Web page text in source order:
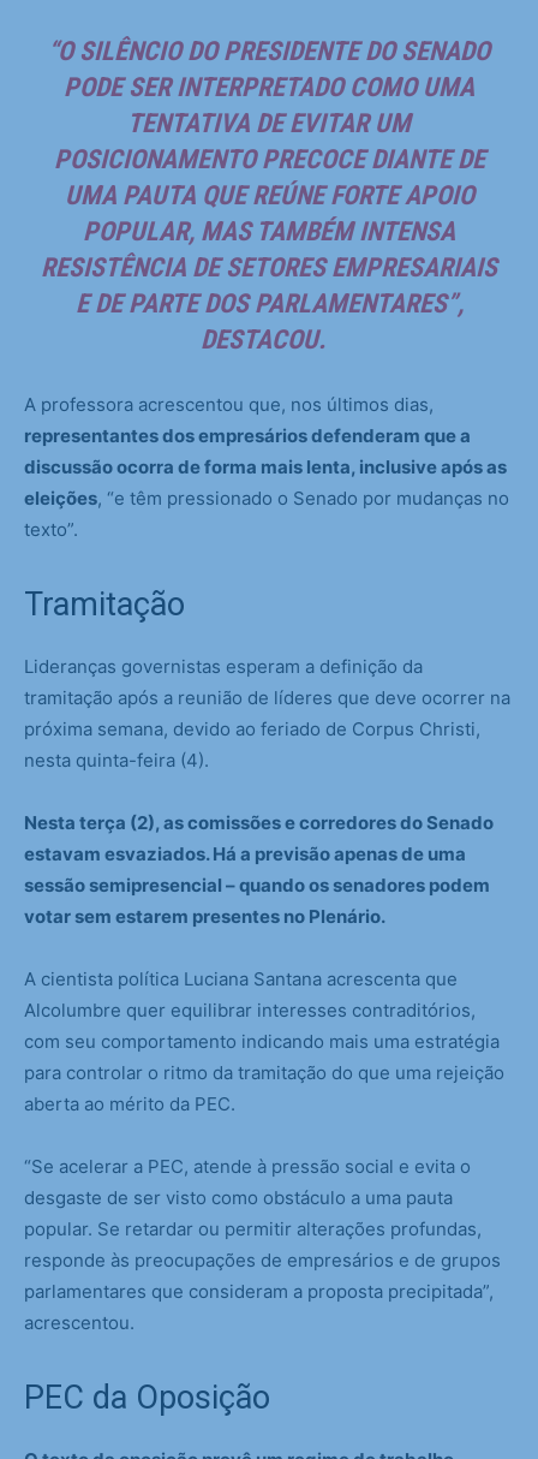
“O SILÊNCIO DO PRESIDENTE DO SENADO
PODE SER INTERPRETADO COMO UMA
TENTATIVA DE EVITAR UM
POSICIONAMENTO PRECOCE DIANTE DE
UMA PAUTA QUE REÚNE FORTE APOIO
POPULAR, MAS TAMBÉM INTENSA
RESISTÊNCIA DE SETORES EMPRESARIAIS
E DE PARTE DOS PARLAMENTARES”,
DESTACOU.
A professora acrescentou que, nos últimos dias,
representantes dos empresários defenderam que a
discussão ocorra de forma mais lenta, inclusive após as
eleições, “e têm pressionado o Senado por mudanças no
texto”.
Tramitação
Lideranças governistas esperam a definição da
tramitação após a reunião de líderes que deve ocorrer na
próxima semana, devido ao feriado de Corpus Christi,
nesta quinta-feira (4).
Nesta terça (2), as comissões e corredores do Senado
estavam esvaziados. Há a previsão apenas de uma
sessão semipresencial – quando os senadores podem
votar sem estarem presentes no Plenário.
A cientista política Luciana Santana acrescenta que
Alcolumbre quer equilibrar interesses contraditórios,
com seu comportamento indicando mais uma estratégia
para controlar o ritmo da tramitação do que uma rejeição
aberta ao mérito da PEC.
“Se acelerar a PEC, atende à pressão social e evita o
desgaste de ser visto como obstáculo a uma pauta
popular. Se retardar ou permitir alterações profundas,
responde às preocupações de empresários e de grupos
parlamentares que consideram a proposta precipitada”,
acrescentou.
PEC da Oposição